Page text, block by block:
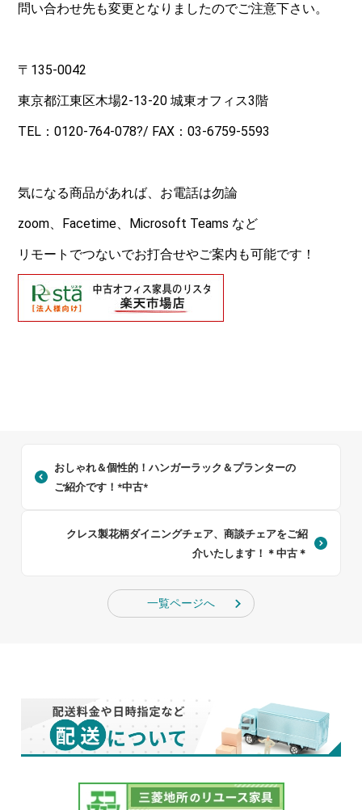
問い合わせ先も変更となりましたのでご注意下さい。
〒135-0042
東京都江東区木場2-13-20 城東オフィス3階
TEL：0120-764-078?/ FAX：03-6759-5593
気になる商品があれば、お電話は勿論
zoom、Facetime、Microsoft Teams など
リモートでつないでお打合せやご案内も可能です！
おしゃれ＆個性的！ハンガーラック＆プランターの
ご紹介です！*中古*
クレス製花柄ダイニングチェア、商談チェアをご紹
介いたします！＊中古＊
一覧ページへ